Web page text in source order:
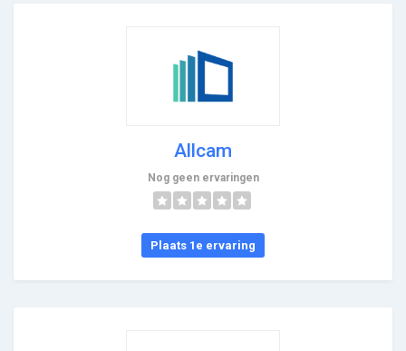
Allcam
Nog geen ervaringen
Plaats 1e ervaring